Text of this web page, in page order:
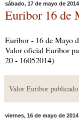
sábado, 17 de mayo de 2014
Euribor 16 de
Euribor - 16 de Mayo
Valor oficial Euribor
20 - 16052014)
Valor Euribor publicado
viernes, 16 de mayo de 2014